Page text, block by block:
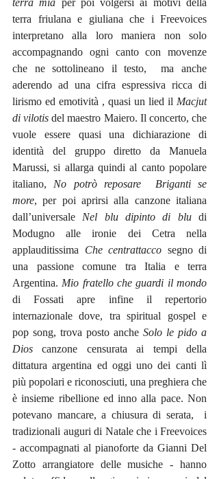
terra mia per poi volgersi ai motivi della
terra friulana e giuliana che i Freevoices
interpretano alla loro maniera non solo
accompagnando ogni canto con movenze
che ne sottolineano il testo,  ma anche
aderendo ad una cifra espressiva ricca di
lirismo ed emotività , quasi un lied il Macjut
di vilotis del maestro Maiero. Il concerto, che
vuole essere quasi una dichiarazione di
identità del gruppo diretto da Manuela
Marussi, si allarga quindi al canto popolare
italiano, No potrò reposare  Briganti se
more, per poi aprirsi alla canzone italiana
dall’universale Nel blu dipinto di blu di
Modugno alle ironie dei Cetra nella
applauditissima Che centrattacco segno di
una passione comune tra Italia e terra
Argentina. Mio fratello che guardi il mondo
di Fossati apre infine il repertorio
internazionale dove, tra spiritual gospel e
pop song, trova posto anche Solo le pido a
Dios canzone censurata ai tempi della
dittatura argentina ed oggi uno dei canti lì
più popolari e riconosciuti, una preghiera che
è insieme ribellione ed inno alla pace. Non
potevano mancare, a chiusura di serata,  i
tradizionali auguri di Natale che i Freevoices
- accompagnati al pianoforte da Gianni Del
Zotto arrangiatore delle musiche - hanno